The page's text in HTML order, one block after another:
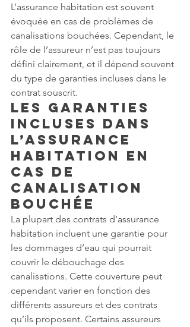
L’assurance habitation est souvent
évoquée en cas de problèmes de
canalisations bouchées. Cependant, le
rôle de l’assureur n’est pas toujours
défini clairement, et il dépend souvent
du type de garanties incluses dans le
contrat souscrit.
Les garanties
incluses dans
l’assurance
habitation en
cas de
canalisation
bouchée
La plupart des contrats d’assurance
habitation incluent une garantie pour
les dommages d’eau qui pourrait
couvrir le débouchage des
canalisations. Cette couverture peut
cependant varier en fonction des
différents assureurs et des contrats
qu’ils proposent. Certains assureurs